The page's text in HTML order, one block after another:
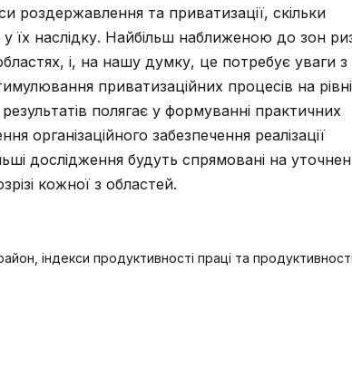
роздержавлення та приватизації, скільки
їх наслідку. Найбільш наближеною до зон
і, на нашу думку, це потребує уваги з
приватизаційних процесів на рівні
полягає у формуванні практичних
організаційного забезпечення реалізації
дослідження будуть спрямовані на
кожної з областей.
індекси продуктивності праці та продуктивності